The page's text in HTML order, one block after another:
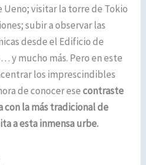
Ueno; visitar la torre de Tokio
subir a observar las
desde el Edificio de
y mucho más. Pero en este
los imprescindibles
de conocer esecontraste
con la más tradicional de
a esta inmensa urbe.